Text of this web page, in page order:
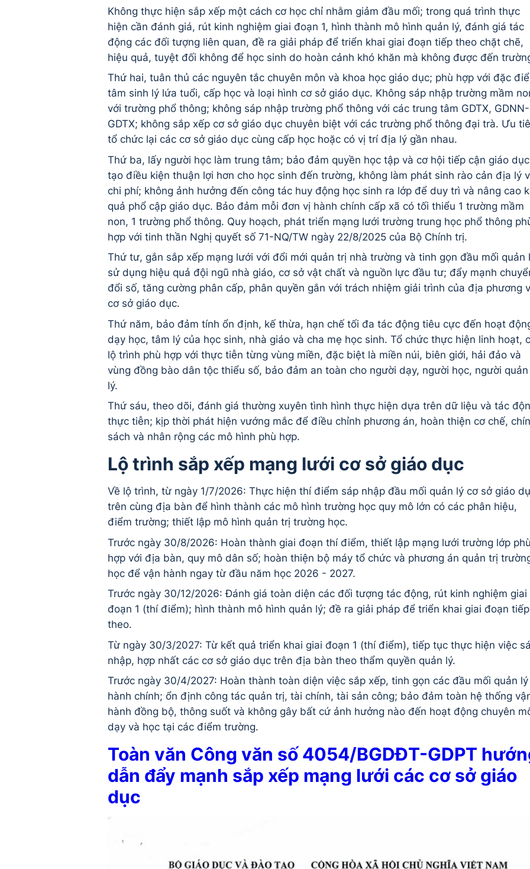
Không thực hiện sắp xếp một cách cơ học chỉ nhằm giảm đầu mối; trong quá trình thực
hiện cần đánh giá, rút kinh nghiệm giai đoạn 1, hình thành mô hình quản lý, đánh giá tác
động các đối tượng liên quan, đề ra giải pháp để triển khai giai đoạn tiếp theo chặt chẽ,
hiệu quả, tuyệt đối không để học sinh do hoàn cảnh khó khăn mà không được đến
Thứ hai, tuân thủ các nguyên tắc chuyên môn và khoa học giáo dục; phù hợp với đặc
tâm sinh lý lứa tuổi, cấp học và loại hình cơ sở giáo dục. Không sáp nhập trường mầm
với trường phổ thông; không sáp nhập trường phổ thông với các trung tâm GDTX, GDNN-
GDTX; không sắp xếp cơ sở giáo dục chuyên biệt với các trường phổ thông đại trà. Ưu
tổ chức lại các cơ sở giáo dục cùng cấp học hoặc có vị trí địa lý gần nhau.
Thứ ba, lấy người học làm trung tâm; bảo đảm quyền học tập và cơ hội tiếp cận giáo
tạo điều kiện thuận lợi hơn cho học sinh đến trường, không làm phát sinh rào cản địa lý
chi phí; không ảnh hưởng đến công tác huy động học sinh ra lớp để duy trì và nâng cao
quả phổ cập giáo dục. Bảo đảm mỗi đơn vị hành chính cấp xã có tối thiểu 1 trường mầm
non, 1 trường phổ thông. Quy hoạch, phát triển mạng lưới trường trung học phổ thông
hợp với tinh thần Nghị quyết số 71-NQ/TW ngày 22/8/2025 của Bộ Chính trị.
Thứ tư, gắn sắp xếp mạng lưới với đổi mới quản trị nhà trường và tinh gọn đầu mối quản
sử dụng hiệu quả đội ngũ nhà giáo, cơ sở vật chất và nguồn lực đầu tư; đẩy mạnh
đổi số, tăng cường phân cấp, phân quyền gắn với trách nhiệm giải trình của địa phương
cơ sở giáo dục.
Thứ năm, bảo đảm tính ổn định, kế thừa, hạn chế tối đa tác động tiêu cực đến hoạt
dạy học, tâm lý của học sinh, nhà giáo và cha mẹ học sinh. Tổ chức thực hiện linh hoạt,
lộ trình phù hợp với thực tiễn từng vùng miền, đặc biệt là miền núi, biên giới, hải đảo và
vùng đồng bào dân tộc thiểu số, bảo đảm an toàn cho người dạy, người học, người quản
lý.
Thứ sáu, theo dõi, đánh giá thường xuyên tình hình thực hiện dựa trên dữ liệu và tác
thực tiễn; kịp thời phát hiện vướng mắc để điều chỉnh phương án, hoàn thiện cơ chế,
sách và nhân rộng các mô hình phù hợp.
Lộ trình sắp xếp mạng lưới cơ sở giáo dục
Về lộ trình, từ ngày 1/7/2026: Thực hiện thí điểm sáp nhập đầu mối quản lý cơ sở giáo
trên cùng địa bàn để hình thành các mô hình trường học quy mô lớn có các phân hiệu,
điểm trường; thiết lập mô hình quản trị trường học.
Trước ngày 30/8/2026: Hoàn thành giai đoạn thí điểm, thiết lập mạng lưới trường lớp
hợp với địa bàn, quy mô dân số; hoàn thiện bộ máy tổ chức và phương án quản trị
học để vận hành ngay từ đầu năm học 2026 - 2027.
Trước ngày 30/12/2026: Đánh giá toàn diện các đối tượng tác động, rút kinh nghiệm giai
đoạn 1 (thí điểm); hình thành mô hình quản lý; đề ra giải pháp để triển khai giai đoạn tiếp
theo.
Từ ngày 30/3/2027: Từ kết quả triển khai giai đoạn 1 (thí điểm), tiếp tục thực hiện việc
nhập, hợp nhất các cơ sở giáo dục trên địa bàn theo thẩm quyền quản lý.
Trước ngày 30/4/2027: Hoàn thành toàn diện việc sắp xếp, tinh gọn các đầu mối quản lý
hành chính; ổn định công tác quản trị, tài chính, tài sản công; bảo đảm toàn hệ thống
hành đồng bộ, thông suốt và không gây bất cứ ảnh hưởng nào đến hoạt động chuyên
dạy và học tại các điểm trường.
Toàn văn Công văn số 4054/BGDĐT-GDPT
dẫn đẩy mạnh sắp xếp mạng lưới các cơ sở giáo
dục